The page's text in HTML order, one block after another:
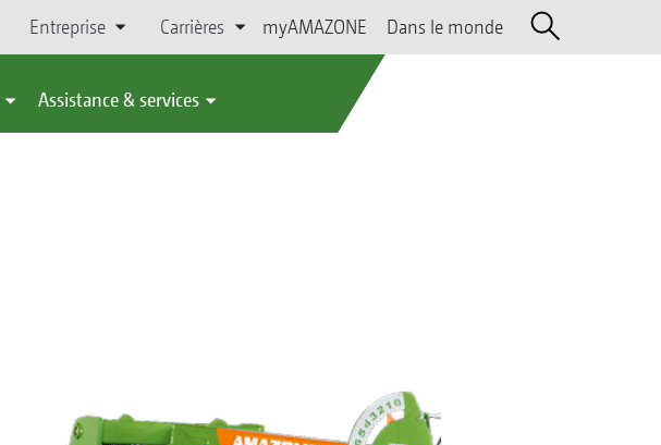
Entreprise Carrières myAMAZONE Dans le monde
Assistance & services